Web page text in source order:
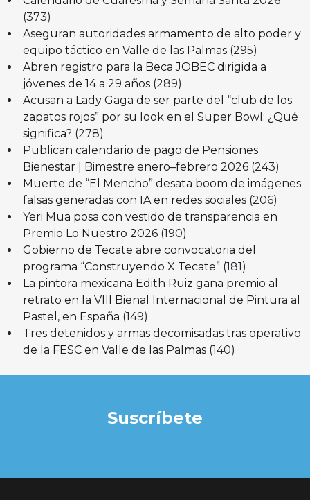
(373)
Aseguran autoridades armamento de alto poder y
equipo táctico en Valle de las Palmas (295)
Abren registro para la Beca JOBEC dirigida a
jóvenes de 14 a 29 años (289)
Acusan a Lady Gaga de ser parte del “club de los
zapatos rojos” por su look en el Super Bowl: ¿Qué
significa? (278)
Publican calendario de pago de Pensiones
Bienestar | Bimestre enero–febrero 2026 (243)
Muerte de “El Mencho” desata boom de imágenes
falsas generadas con IA en redes sociales (206)
Yeri Mua posa con vestido de transparencia en
Premio Lo Nuestro 2026 (190)
Gobierno de Tecate abre convocatoria del
programa “Construyendo X Tecate” (181)
La pintora mexicana Edith Ruiz gana premio al
retrato en la VIII Bienal Internacional de Pintura al
Pastel, en España (149)
Tres detenidos y armas decomisadas tras operativo
de la FESC en Valle de las Palmas (140)
Suscríbete